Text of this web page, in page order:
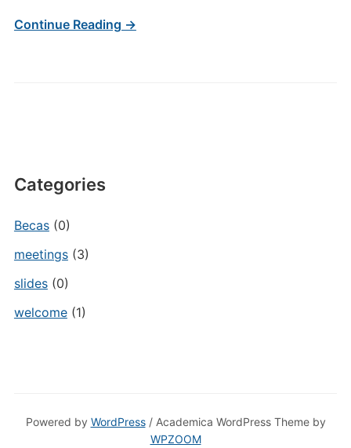
Continue Reading →
Categories
Becas(0)
meetings(3)
slides(0)
welcome(1)
Powered by WordPress/ Academica WordPress Theme by
WPZOOM